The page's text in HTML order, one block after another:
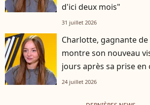
d'ici deux mois"
31 juillet 2026
Charlotte, gagnante de
montre son nouveau
jours après sa prise en
24 juillet 2026